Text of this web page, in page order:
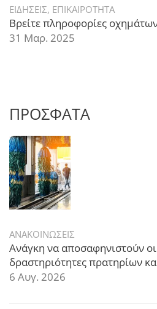
ΕΙΔΗΣΕΙΣ, ΕΠΙΚΑΙΡΟΤΗΤΑ
Βρείτε πληροφορίες
31 Μαρ. 2025
ΠΡΟΣΦΑΤΑ
ΑΝΑΚΟΙΝΩΣΕΙΣ
Ανάγκη να αποσαφηνιστούν
δραστηριότητες πρατηρίων
6 Αυγ. 2026